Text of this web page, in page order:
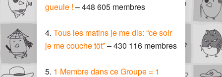
gueule ! – 448 605 membres
4. Tous les matins je me dis: “ce soir
je me couche tôt”– 430 116 membres
5. 1 Membre dans ce Groupe = 1